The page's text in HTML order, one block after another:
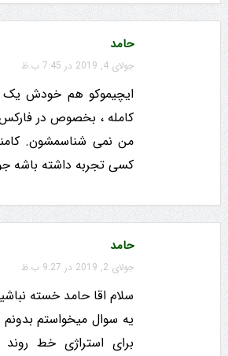
حامد
جولای 4, 2019 در 7:45 ب.ظ
ایچیموکو هم خودش یک
کامله ، بخصوص در
من نمی شناسمشون.
کسی تجربه داشته باشه
حامد
جولای 2, 2019 در 9:27 ب.ظ
سلام اقا حامد خسته
یه سوال میخواستم بدونم
برای استراژی خط